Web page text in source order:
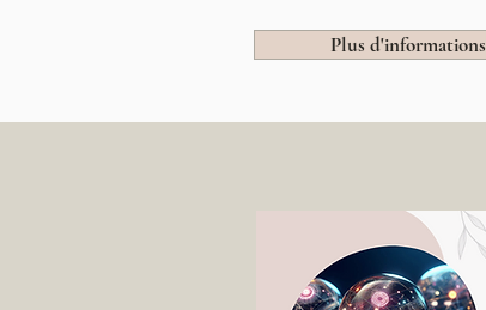
Plus d'informations